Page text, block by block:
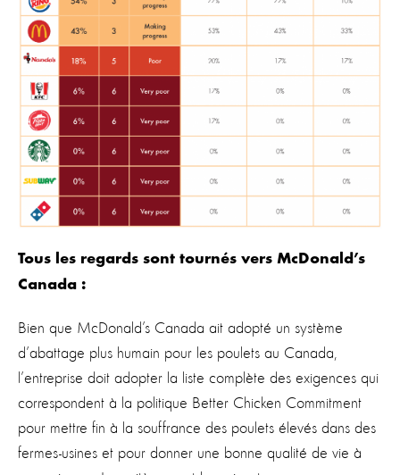
Tous les regards sont tournés vers McDonald’s
Canada :
Bien que McDonald’s Canada ait adopté un système
d’abattage plus humain pour les poulets au Canada,
l’entreprise doit adopter la liste complète des exigences qui
correspondent à la politique Better Chicken Commitment
pour mettre fin à la souffrance des poulets élevés dans des
fermes-usines et pour donner une bonne qualité de vie à